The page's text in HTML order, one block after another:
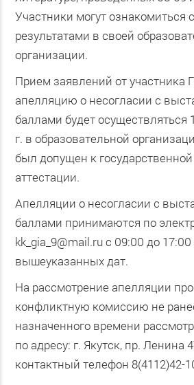
Участники могут ознакомиться
результатами в своей
организации.
Прием заявлений от участника
апелляцию о несогласии с
баллами будет осуществляться
г. в образовательной
был допущен к государственной
аттестации.
Апелляции о несогласии с
баллами принимаются по
kk_gia_9@mail.ru с 09:00 до
вышеуказанных дат.
На рассмотрение апелляции
конфликтную комиссию не
назначенного времени
по адресу: г. Якутск, пр. Ленина
контактный телефон 8(4112)42-